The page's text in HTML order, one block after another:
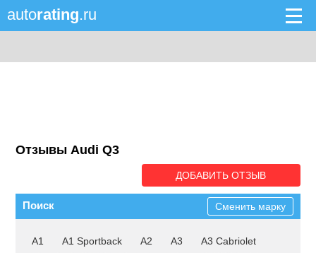
autorating.ru
Отзывы Audi Q3
ДОБАВИТЬ ОТЗЫВ
Поиск Сменить марку
A1 A1 Sportback A2 A3 A3 Cabriolet